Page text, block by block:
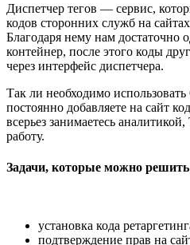
Диспетчер тегов — сервис,
кодов сторонних служб на
Благодаря нему нам достаточно
контейнер, после этого коды
через интерфейс диспетчера.
Так ли необходимо
постоянно добавляете на сайт
всерьез занимаетесь
работу.
Задачи, которые можно
установка кода
подтверждение прав на